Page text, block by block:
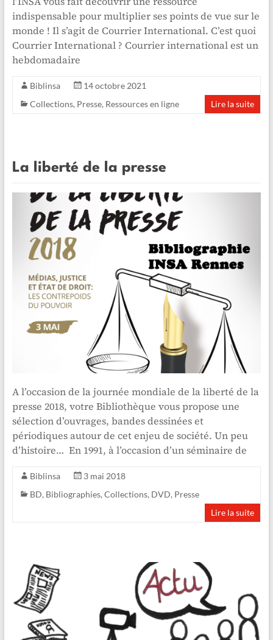
indispensable pour multiplier ses points de vue sur le
monde ! Il s’agit de Courrier International. C’est quoi
Courrier International ? Courrier international est un
hebdomadaire
Biblinsa
14 octobre 2021
Collections, Presse, Ressources en ligne Lire la suite
La liberté de la presse
A l’occasion de la journée mondiale de la liberté de la
presse 2018, votre Bibliothèque vous propose une
sélection d’ouvrages, bandes dessinées et
périodiques autour de cet enjeu de société. Un peu
d’histoire… En 1991, à l’occasion d’un séminaire de
Biblinsa
3 mai 2018
BD, Bibliographies,Collections, DVD, Presse
Lire la suite